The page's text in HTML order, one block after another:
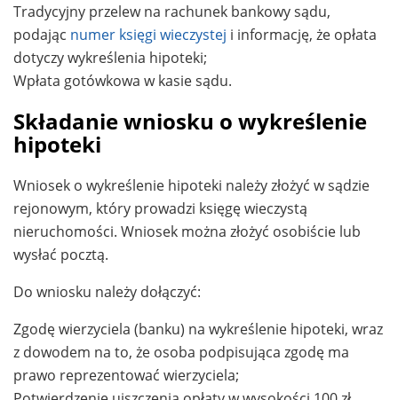
Tradycyjny przelew na rachunek bankowy sądu,
podając numer księgi wieczystej i informację, że opłata
dotyczy wykreślenia hipoteki;
Wpłata gotówkowa w kasie sądu.
Składanie wniosku o wykreślenie
hipoteki
Wniosek o wykreślenie hipoteki należy złożyć w sądzie
rejonowym, który prowadzi księgę wieczystą
nieruchomości. Wniosek można złożyć osobiście lub
wysłać pocztą.
Do wniosku należy dołączyć:
Zgodę wierzyciela (banku) na wykreślenie hipoteki, wraz
z dowodem na to, że osoba podpisująca zgodę ma
prawo reprezentować wierzyciela;